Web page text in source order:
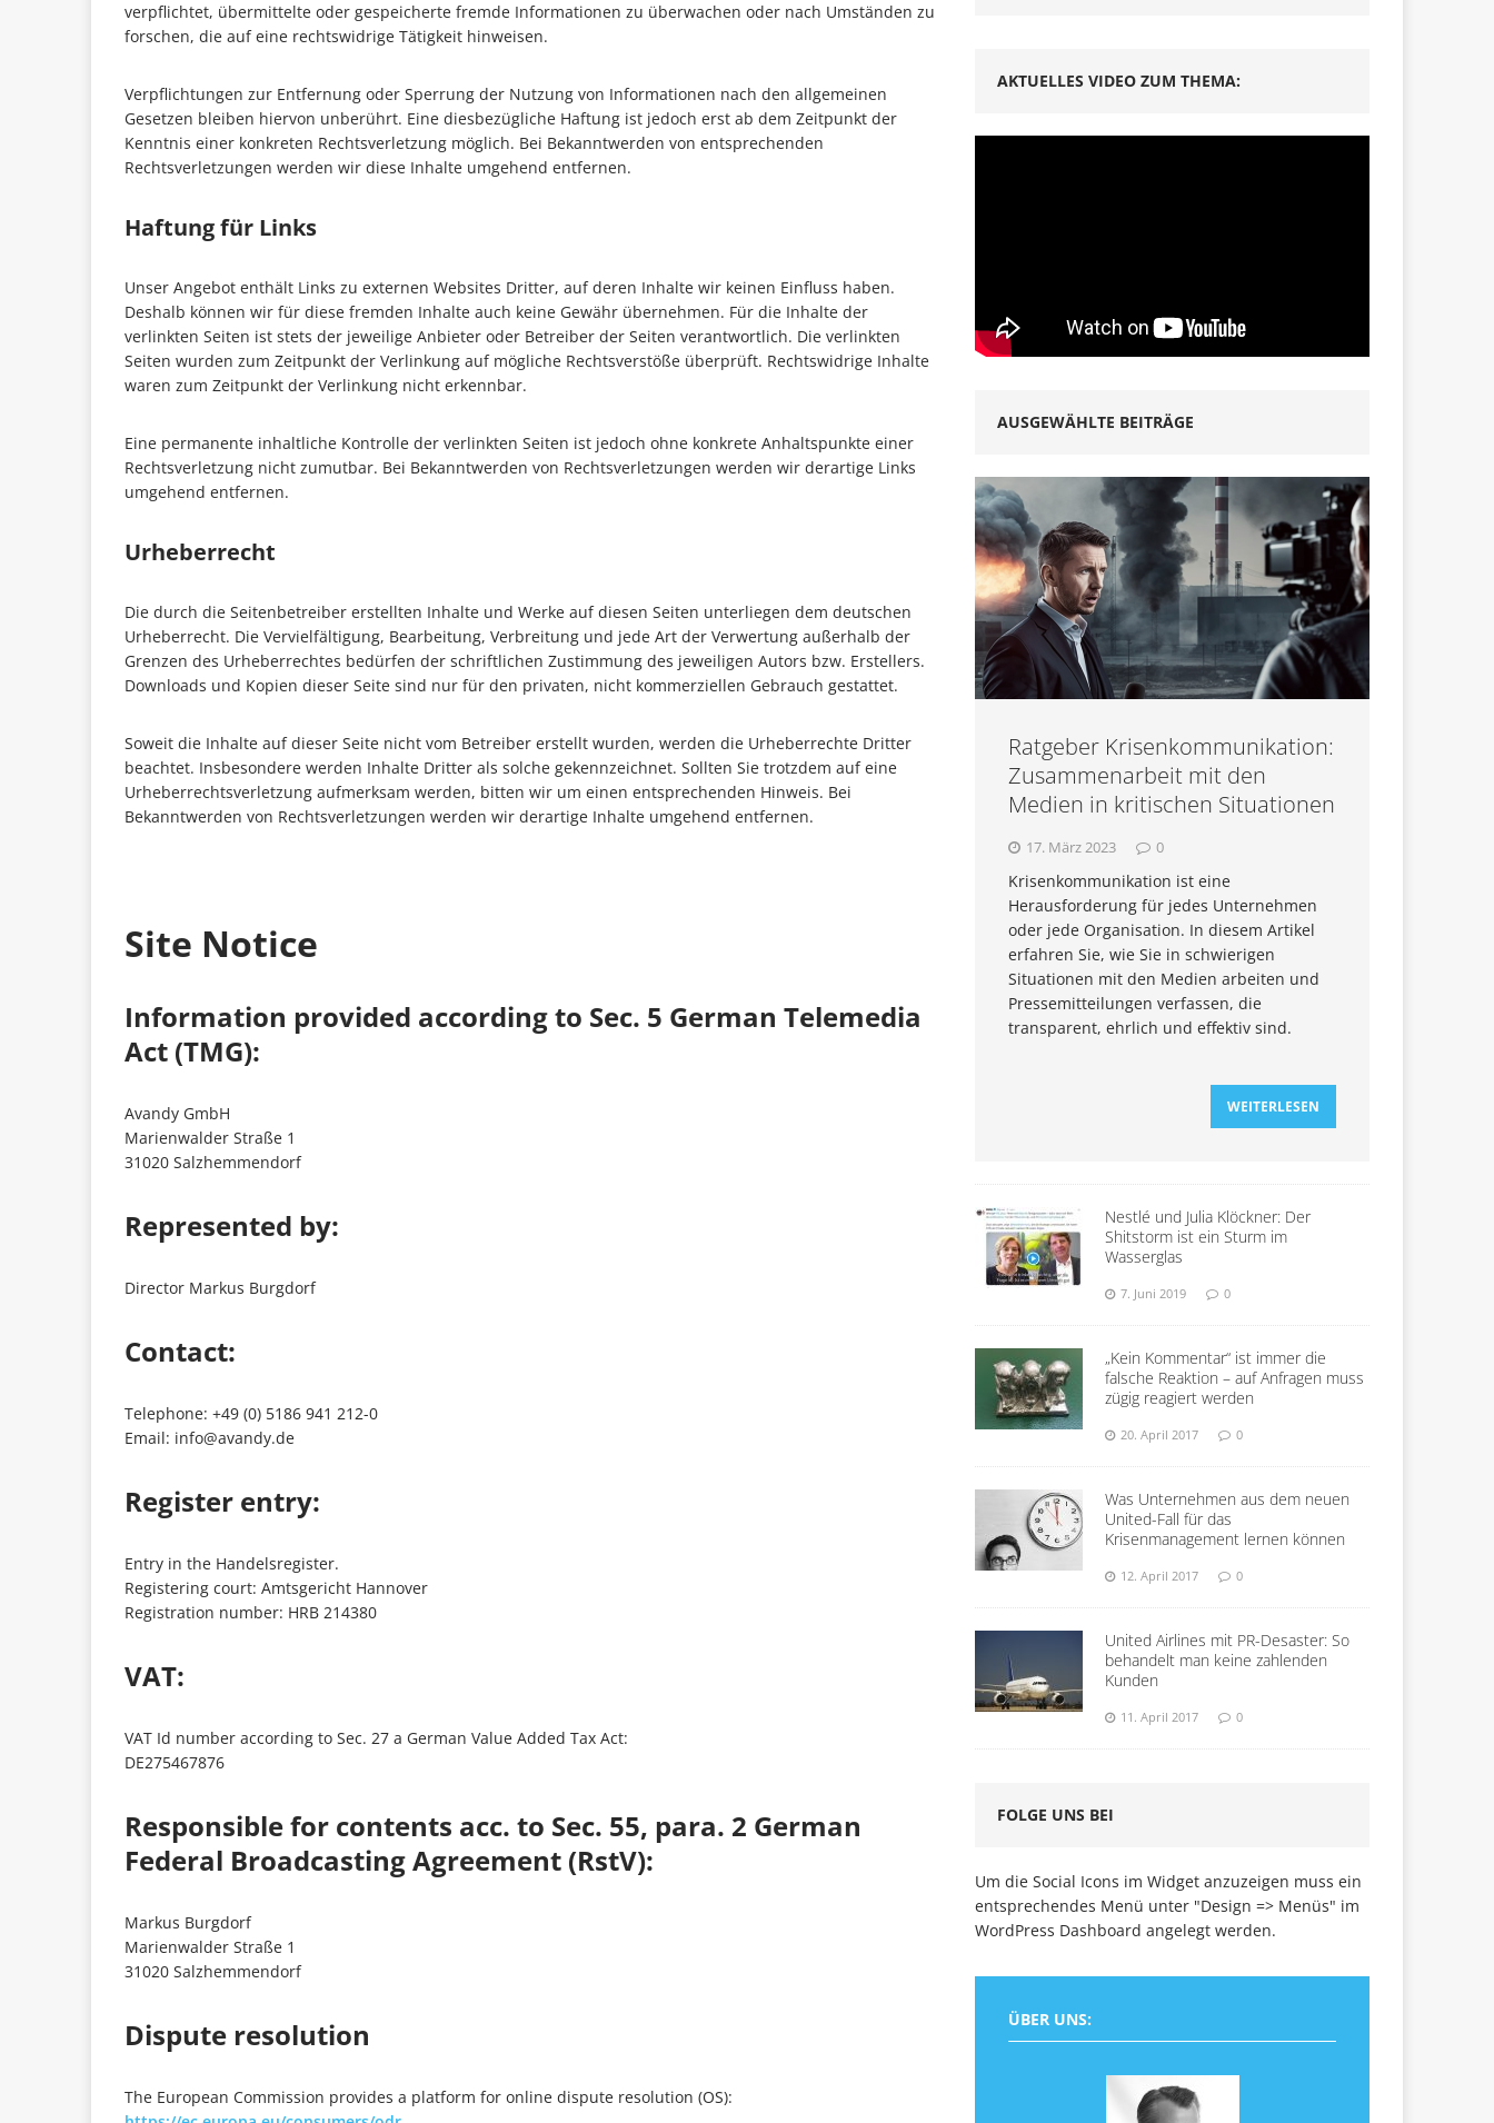
verpflichtet, übermittelte oder gespeicherte fremde Informationen zu überwachen oder nach Umständen zu
forschen, die auf eine rechtswidrige Tätigkeit hinweisen.
Verpflichtungen zur Entfernung oder Sperrung der Nutzung von Informationen nach den allgemeinen
Gesetzen bleiben hiervon unberührt. Eine diesbezügliche Haftung ist jedoch erst ab dem Zeitpunkt der
Kenntnis einer konkreten Rechtsverletzung möglich. Bei Bekanntwerden von entsprechenden
Rechtsverletzungen werden wir diese Inhalte umgehend entfernen.
Haftung für Links
Unser Angebot enthält Links zu externen Websites Dritter, auf deren Inhalte wir keinen Einfluss haben.
Deshalb können wir für diese fremden Inhalte auch keine Gewähr übernehmen. Für die Inhalte der
verlinkten Seiten ist stets der jeweilige Anbieter oder Betreiber der Seiten verantwortlich. Die verlinkten
Seiten wurden zum Zeitpunkt der Verlinkung auf mögliche Rechtsverstöße überprüft. Rechtswidrige Inhalte
waren zum Zeitpunkt der Verlinkung nicht erkennbar.
Eine permanente inhaltliche Kontrolle der verlinkten Seiten ist jedoch ohne konkrete Anhaltspunkte einer
Rechtsverletzung nicht zumutbar. Bei Bekanntwerden von Rechtsverletzungen werden wir derartige Links
umgehend entfernen.
Urheberrecht
Die durch die Seitenbetreiber erstellten Inhalte und Werke auf diesen Seiten unterliegen dem deutschen
Urheberrecht. Die Vervielfältigung, Bearbeitung, Verbreitung und jede Art der Verwertung außerhalb der
Grenzen des Urheberrechtes bedürfen der schriftlichen Zustimmung des jeweiligen Autors bzw. Erstellers.
Downloads und Kopien dieser Seite sind nur für den privaten, nicht kommerziellen Gebrauch gestattet.
Soweit die Inhalte auf dieser Seite nicht vom Betreiber erstellt wurden, werden die Urheberrechte Dritter
beachtet. Insbesondere werden Inhalte Dritter als solche gekennzeichnet. Sollten Sie trotzdem auf eine
Urheberrechtsverletzung aufmerksam werden, bitten wir um einen entsprechenden Hinweis. Bei
Bekanntwerden von Rechtsverletzungen werden wir derartige Inhalte umgehend entfernen.
Site Notice
Information provided according to Sec. 5 German Telemedia
Act (TMG):
Avandy GmbH
Marienwalder Straße 1
31020 Salzhemmendorf
Represented by:
Director Markus Burgdorf
Contact:
Telephone: +49 (0) 5186 941 212-0
Email: info@avandy.de
Register entry:
Entry in the Handelsregister.
Registering court: Amtsgericht Hannover
Registration number: HRB 214380
VAT:
VAT Id number according to Sec. 27 a German Value Added Tax Act:
DE275467876
Responsible for contents acc. to Sec. 55, para. 2 German
Federal Broadcasting Agreement (RstV):
Markus Burgdorf
Marienwalder Straße 1
31020 Salzhemmendorf
Dispute resolution
The European Commission provides a platform for online dispute resolution (OS):
AKTUELLES VIDEO ZUM THEMA:
AUSGEWÄHLTE BEITRÄGE
Ratgeber Krisenkommunikation:
Zusammenarbeit mit den
Medien in kritischen Situationen
17. März 2023 0
Krisenkommunikation ist eine
Herausforderung für jedes Unternehmen
oder jede Organisation. In diesem Artikel
erfahren Sie, wie Sie in schwierigen
Situationen mit den Medien arbeiten und
Pressemitteilungen verfassen, die
transparent, ehrlich und effektiv sind.
WEITERLESEN
Nestlé und Julia Klöckner: Der
Shitstorm ist ein Sturm im
Wasserglas
7. Juni 2019 0
„Kein Kommentar“ ist immer die
falsche Reaktion – auf Anfragen muss
zügig reagiert werden
20. April 2017 0
Was Unternehmen aus dem neuen
United-Fall für das
Krisenmanagement lernen können
12. April 2017 0
United Airlines mit PR-Desaster: So
behandelt man keine zahlenden
Kunden
11. April 2017 0
FOLGE UNS BEI
Um die Social Icons im Widget anzuzeigen muss ein
entsprechendes Menü unter "Design => Menüs" im
WordPress Dashboard angelegt werden.
ÜBER UNS: